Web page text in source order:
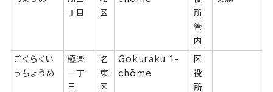
丁目
区
所
管
内
ごくらくい
っちょうめ
極楽
一丁
目
名
東
区
Gokuraku 1-
chōme
区
役
所